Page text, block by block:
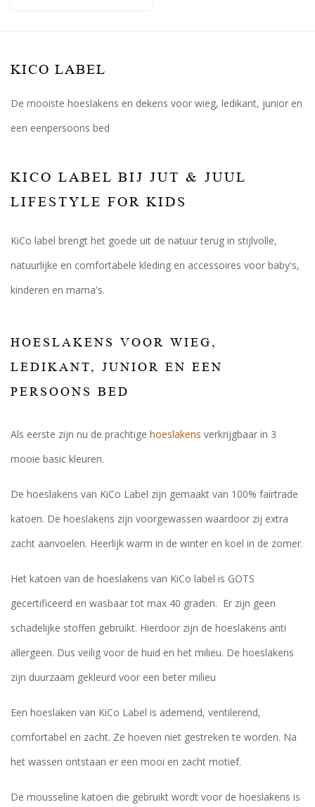
KICO LABEL
De mooiste hoeslakens en dekens voor wieg, ledikant, junior en
een eenpersoons bed
KICO LABEL BIJ JUT & JUUL
LIFESTYLE FOR KIDS
KiCo label brengt het goede uit de natuur terug in stijlvolle,
natuurlijke en comfortabele kleding en accessoires voor baby's,
kinderen en mama's.
HOESLAKENS VOOR WIEG,
LEDIKANT, JUNIOR EN EEN
PERSOONS BED
Als eerste zijn nu de prachtige hoeslakens verkrijgbaar in 3
mooie basic kleuren.
De hoeslakens van KiCo Label zijn gemaakt van 100% fairtrade
katoen. De hoeslakens zijn voorgewassen waardoor zij extra
zacht aanvoelen. Heerlijk warm in de winter en koel in de zomer.
Het katoen van de hoeslakens van KiCo label is GOTS
gecertificeerd en wasbaar tot max 40 graden. Er zijn geen
schadelijke stoffen gebruikt. Hierdoor zijn de hoeslakens anti
allergeen. Dus veilig voor de huid en het milieu. De hoeslakens
zijn duurzaam gekleurd voor een beter milieu
Een hoeslaken van KiCo Label is ademend, ventilerend,
comfortabel en zacht. Ze hoeven niet gestreken te worden. Na
het wassen ontstaan er een mooi en zacht motief.
De mousseline katoen die gebruikt wordt voor de hoeslakens is